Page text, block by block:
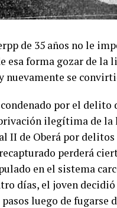
de 35 años no le
esa forma gozar de
se
condenado por el delito
ilegítima de la
II de Oberá por
perderá
en el sistema
días, el joven
luego de fugarse